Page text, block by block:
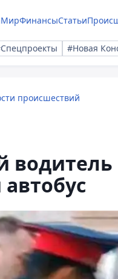
МирФинансыСтатьи
#Новая
происшествий